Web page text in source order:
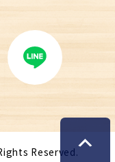
Reserved.